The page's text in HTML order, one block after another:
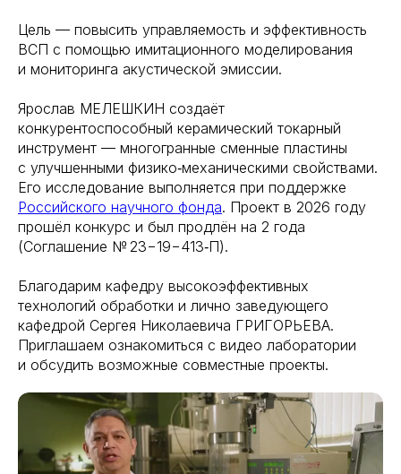
Цель — повысить управляемость и эффективность
ВСП с помощью имитационного моделирования
и мониторинга акустической эмиссии.
Ярослав МЕЛЕШКИН создаёт
конкурентоспособный керамический токарный
инструмент — многогранные сменные пластины
с улучшенными физико‑механическими свойствами.
Его исследование выполняется при поддержке
Российского научного фонда. Проект в 2026 году
прошёл конкурс и был продлён на 2 года
(Соглашение № 23−19−413‑П).
Благодарим кафедру высокоэффективных
технологий обработки и лично заведующего
кафедрой Сергея Николаевича ГРИГОРЬЕВА.
Приглашаем ознакомиться с видео лаборатории
и обсудить возможные совместные проекты.